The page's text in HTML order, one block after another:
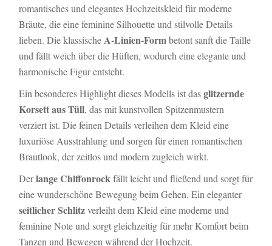
romantisches und elegantes Hochzeitskleid für moderne
Bräute, die eine feminine Silhouette und stilvolle Details
lieben. Die klassischeA-Linien-Formbetont sanft die Taille
und fällt weich über die Hüften, wodurch eine elegante und
harmonische Figur entsteht.
Ein besonderes Highlight dieses Modells ist dasglitzernde
Korsett aus Tüll, das mit kunstvollen Spitzenmustern
verziert ist. Die feinen Details verleihen dem Kleid eine
luxuriöse Ausstrahlung und sorgen für einen romantischen
Brautlook, der zeitlos und modern zugleich wirkt.
Derlange Chiffonrockfällt leicht und fließend und sorgt für
eine wunderschöne Bewegung beim Gehen. Ein eleganter
seitlicher Schlitzverleiht dem Kleid eine moderne und
feminine Note und sorgt gleichzeitig für mehr Komfort beim
Tanzen und Bewegen während der Hochzeit.